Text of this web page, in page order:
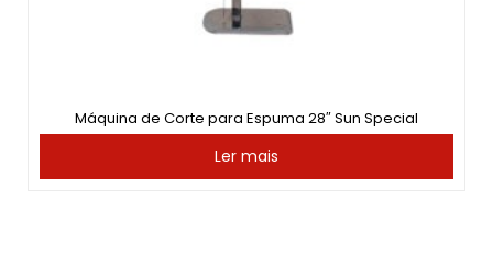
Máquina de Corte para Espuma 28″ Sun Special
Ler mais